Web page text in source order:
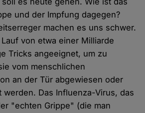
und der Impfung dagegen?
machen es uns schwer.
von etwa einer Milliarde
Tricks angeeignet, um zu
vom menschlichen
an der Tür abgewiesen oder
werden. Das Influenza-Virus, das
"echten Grippe" (die man